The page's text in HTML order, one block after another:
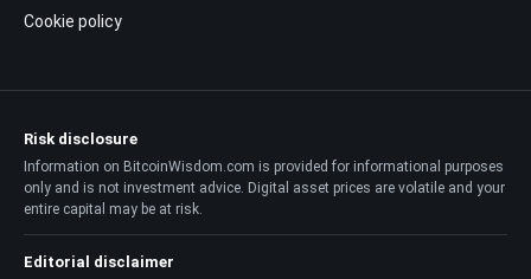
Cookie policy
Risk disclosure
Information on BitcoinWisdom.com is provided for informational purposes
only and is not investment advice. Digital asset prices are volatile and your
entire capital may be at risk.
Editorial disclaimer